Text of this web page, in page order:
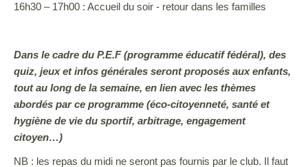
16h30 – 17h00 : Accueil du soir - retour dans les familles
Dans le cadre du P.E.F (programme éducatif fédéral), des
quiz, jeux et infos générales seront proposés aux enfants,
tout au long de la semaine, en lien avec les thèmes
abordés par ce programme (éco-citoyenneté, santé et
hygiène de vie du sportif, arbitrage, engagement
citoyen…)
NB : les repas du midi ne seront pas fournis par le club. Il faut